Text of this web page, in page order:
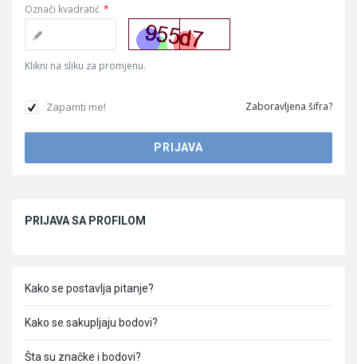
Označi kvadratić *
Klikni na sliku za promjenu.
Zapamti me! Zaboravljena šifra?
PRIJAVA SA PROFILOM
Kako se postavlja pitanje?
Kako se sakupljaju bodovi?
Šta su značke i bodovi?